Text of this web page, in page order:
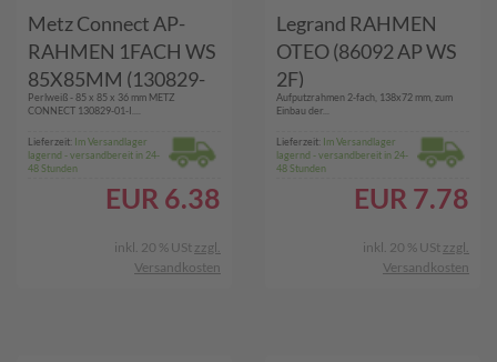
Metz Connect AP-
RAHMEN 1FACH WS
85X85MM (130829-
01-I 470282)
Perlweiß - 85 x 85 x 36 mm METZ
CONNECT 130829-01-I....
Lieferzeit: Im Versandlager
lagernd - versandbereit in 24-
48 Stunden
EUR 6.38
inkl. 20 % USt zzgl.
Versandkosten
Legrand RAHMEN
OTEO (86092 AP WS
2F)
Aufputzrahmen 2-fach, 138x72 mm, zum
Einbau der...
Lieferzeit: Im Versandlager
lagernd - versandbereit in 24-
48 Stunden
EUR 7.78
inkl. 20 % USt zzgl.
Versandkosten